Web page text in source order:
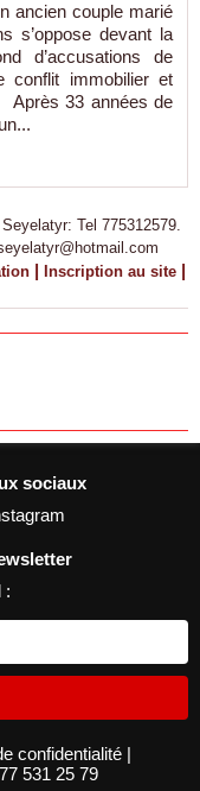
ancien couple marié
s’oppose devant la
d’accusations de
conflit immobilier et
Après 33 années de
Tel 775312579.
| Inscription au site |
sociaux
:
confidentialité |
531 25 79